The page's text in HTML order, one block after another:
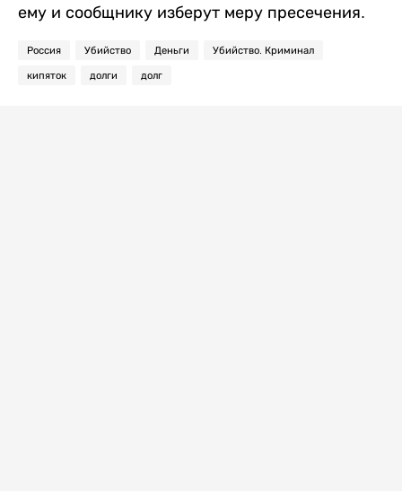
ему и сообщнику изберут меру пресечения.
Россия Убийство Деньги Убийство. Криминал
кипяток долги долг